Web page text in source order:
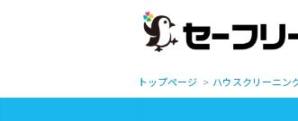
トップページ ハウスクリーニン